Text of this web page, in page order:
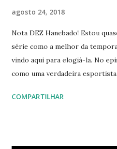
agosto 24, 2018
Nota DEZ Hanebado! Estou
série como a melhor da
vindo aqui para elogiá-la. No
como uma verdadeira esportista
de emoções negativas. Deste
COMPARTILHAR